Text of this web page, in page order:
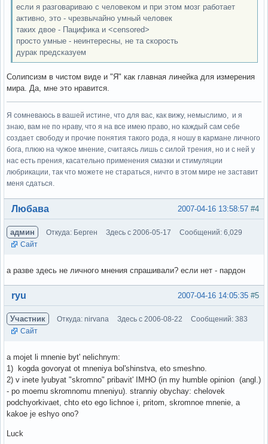
если я разговариваю с человеком и при этом мозг работает
активно, это - чрезвычайно умный человек
таких двое - Пацифика и <censored>
просто умные - неинтересны, не та скорость
дурак предсказуем
Солипсизм в чистом виде и "Я" как главная линейка для измерения
мира. Да, мне это нравится.
Я сомневаюсь в вашей истине, что для вас, как вижу, немыслимо, и я
знаю, вам не по нраву, что я на все имею право, но каждый сам себе
создает свободу и прочие понятия такого рода, я ношу в кармане личного
бога, плюю на чужое мнение, считаясь лишь с силой трения, но и с ней у
нас есть прения, касательно применения смазки и стимуляции
любрикации, так что можете не стараться, ничто в этом мире не заставит
меня сдаться.
Вне форума #4
2007-04-16 13:58:57
Любава
админ Откуда: Берген Здесь с 2006-05-17
Сообщений: 6,029
Сайт
а разве здесь не личного мнения спрашивали? если нет - пардон
Вне форума #5
2007-04-16 14:05:35
ryu
Участник Откуда: nirvana Здесь с 2006-08-22
Сообщений: 383
Сайт
a mojet li mnenie byt' nelichnym:
1) kogda govoryat ot mneniya bol'shinstva, eto smeshno.
2) v inete lyubyat "skromno" pribavit' IMHO (in my humble opinion (angl.)
- po moemu skromnomu mneniyu). stranniy obychay: chelovek
podchyorkivaet, chto eto ego lichnoe i, pritom, skromnoe mnenie, a
kakoe je eshyo ono?
Luck